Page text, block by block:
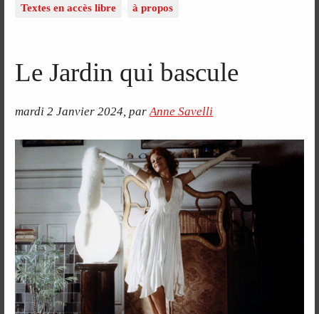
Textes en accès libre à propos
Le Jardin qui bascule
mardi 2 Janvier 2024 parAnne Savelli